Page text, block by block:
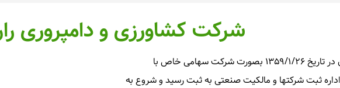
شرکت کشاورزی و دامپروری
شرکت کشاورزی و دامپروری ران در تاریخ ۱۳۵۹/۱/۲۶ بصورت شرکت سهامی خاص با
ثبت شرکتها و مالکیت صنعتی به ثبت رسید و شروع به